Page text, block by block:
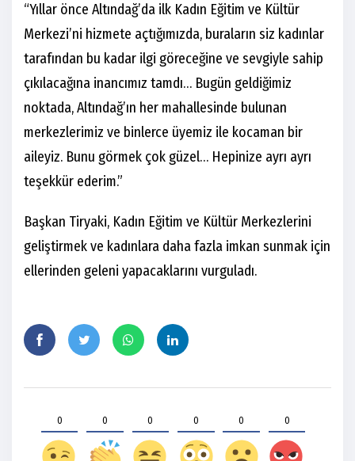
“Yıllar önce Altındağ’da ilk Kadın Eğitim ve Kültür
Merkezi’ni hizmete açtığımızda, buraların siz kadınlar
tarafından bu kadar ilgi göreceğine ve sevgiyle sahip
çıkılacağına inancımız tamdı… Bugün geldiğimiz
noktada, Altındağ’ın her mahallesinde bulunan
merkezlerimiz ve binlerce üyemiz ile kocaman bir
aileyiz. Bunu görmek çok güzel… Hepinize ayrı ayrı
teşekkür ederim.”
Başkan Tiryaki, Kadın Eğitim ve Kültür Merkezlerini
geliştirmek ve kadınlara daha fazla imkan sunmak için
ellerinden geleni yapacaklarını vurguladı.
0 0 0 0 0 0